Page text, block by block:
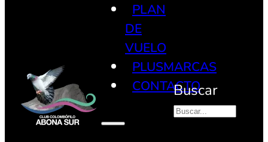
PLAN
DE
VUELO
PLUSMARCAS
CONTACTO
Buscar